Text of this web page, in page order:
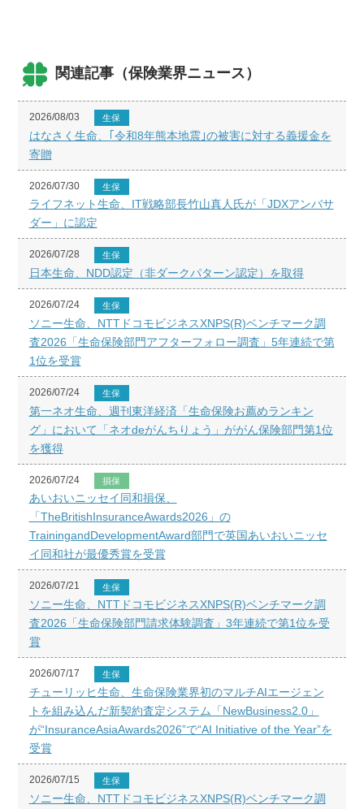
関連記事（保険業界ニュース）
2026/08/03 生保
はなさく生命、｢令和8年熊本地震｣の被害に対する義援金を
寄贈
2026/07/30 生保
ライフネット生命、IT戦略部長竹山真人氏が「JDXアンバサ
ダー」に認定
2026/07/28 生保
日本生命、NDD認定（非ダークパターン認定）を取得
2026/07/24 生保
ソニー生命、NTTドコモビジネスXNPS(R)ベンチマーク調
査2026「生命保険部門アフターフォロー調査」5年連続で第
1位を受賞
2026/07/24 生保
第一ネオ生命、週刊東洋経済「生命保険お薦めランキン
グ」において「ネオdeがんちりょう」ががん保険部門第1位
を獲得
2026/07/24 損保
あいおいニッセイ同和損保、
「TheBritishInsuranceAwards2026」の
TrainingandDevelopmentAward部門で英国あいおいニッセ
イ同和社が最優秀賞を受賞
2026/07/21 生保
ソニー生命、NTTドコモビジネスXNPS(R)ベンチマーク調
査2026「生命保険部門請求体験調査」3年連続で第1位を受
賞
2026/07/17 生保
チューリッヒ生命、生命保険業界初のマルチAIエージェン
トを組み込んだ新契約査定システム「NewBusiness2.0」
が“InsuranceAsiaAwards2026”で“AI Initiative of the Year”を
受賞
2026/07/15 生保
ソニー生命、NTTドコモビジネスXNPS(R)ベンチマーク調